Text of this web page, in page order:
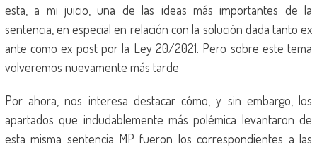
esta, a mi juicio, una de las ideas más importantes de la
sentencia, en especial en relación con la solución dada tanto ex
ante como ex post por la Ley 20/2021. Pero sobre este tema
volveremos nuevamente más tarde
Por ahora, nos interesa destacar cómo, y sin embargo, los
apartados que indudablemente más polémica levantaron de
esta misma sentencia MP fueron los correspondientes a las